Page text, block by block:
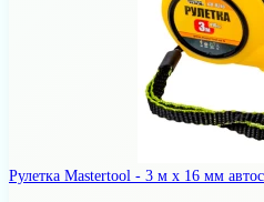
Рулетка Mastertool - 3 м x 16 мм